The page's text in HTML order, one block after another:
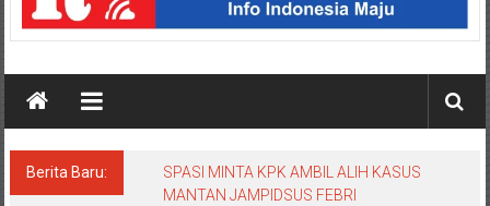
Saluran
aspirasi
rakyat
dan
maju
Berita Baru:
SPASI MINTA KPK AMBIL ALIH KASUS
MANTAN JAMPIDSUS FEBRI